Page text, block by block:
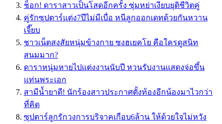
ช็อก! ดาราสาวเป็นโสดอีกครั้ง ซุ่มหย่าเงียบยุติชีวิตคู่
คู่รักซุปตาร์แต่ง7ปีไม่มีเบื่อ หนีลูกออกเดทด้วยกันหวาน
เจี๊ยบ
ชาวเน็ตสงสัยหนุ่มข้างกาย ซงฮเยคโย คือใครดูสนิท
สนมมาก?
ดาราหนุ่มหายไปแต่งงานนับปี หวนรับงานแสดงจ่อขึ้น
แท่นพระเอก
สามีน้ำยาดี! นักร้องสาวประกาศตั้งท้องอีกน้องมาไวกว่า
ที่คิด
ซุปตาร์ลูกรักวงการบริจาคเกือบ6ล้าน ให้ด้วยใจไม่หวัง